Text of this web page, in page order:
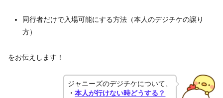
同行者だけで入場可能にする方法（本人のデジチケの譲り
方）
をお伝えします！
ジャニーズのデジチケについて、
・本人が行けない時どうする？